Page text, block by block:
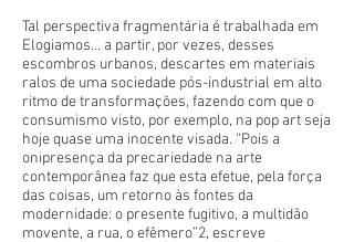
Tal perspectiva fragmentária é trabalhada em
Elogiamos… a partir, por vezes, desses
escombros urbanos, descartes em materiais
ralos de uma sociedade pós-industrial em alto
ritmo de transformações, fazendo com que o
consumismo visto, por exemplo, na pop art seja
hoje quase uma inocente visada. “Pois a
onipresença da precariedade na arte
contemporânea faz que esta efetue, pela força
das coisas, um retorno às fontes da
modernidade: o presente fugitivo, a multidão
movente, a rua, o efêmero”2, escreve